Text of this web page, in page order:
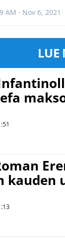
AM · Nov 6, 2021
LUE
kauden